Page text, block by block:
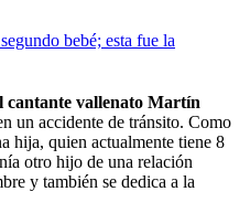
bebé; esta fue la
cantante vallenato Martín
un accidente de tránsito. Como
hija, quien actualmente tiene 8
otro hijo de una relación
y también se dedica a la